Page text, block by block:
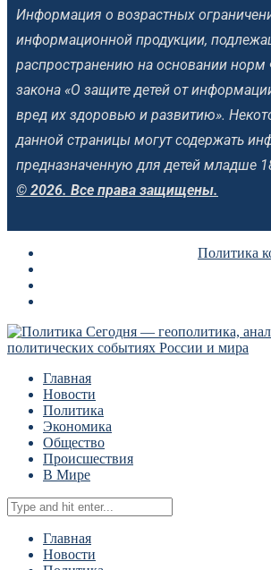
Информация о возрастных
информационной продукции,
распространению на основании норм
закона «О защите детей от
вред их здоровью и развитию».
данной страницы могут содержать
предназначенную для детей младше
© 2026. Все права защищены.
Политика
Главная
Новости
Политика
Экономика
Общество
Происшествия
В Мире
Главная
Новости